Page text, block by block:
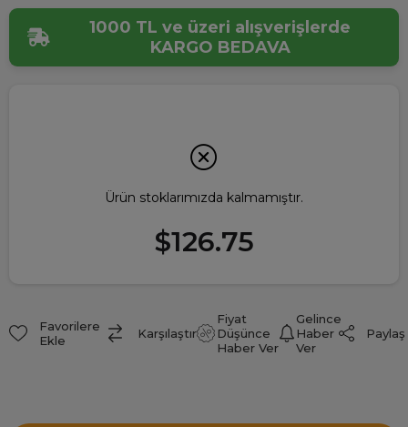
1000 TL ve üzeri alışverişlerde
KARGO BEDAVA
Ürün stoklarımızda kalmamıştır.
$126.75
Favorilere
Ekle
Karşılaştır
Fiyat
Düşünce
Haber Ver
Gelince
Haber
Ver
Paylaş